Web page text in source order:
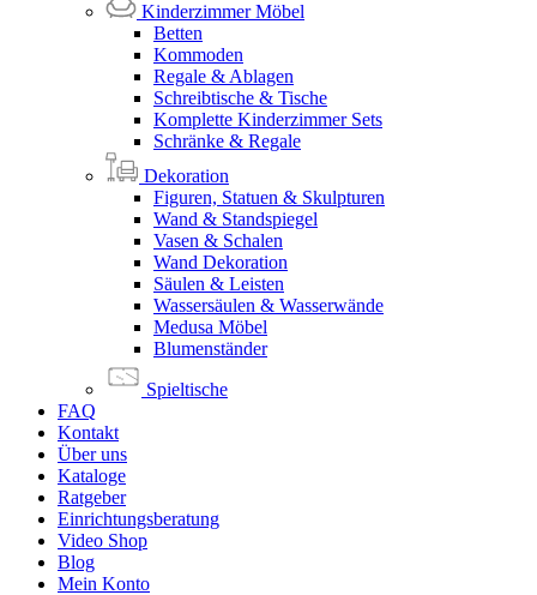
Kinderzimmer Möbel
Betten
Kommoden
Regale & Ablagen
Schreibtische & Tische
Komplette Kinderzimmer Sets
Schränke & Regale
Dekoration
Figuren, Statuen & Skulpturen
Wand & Standspiegel
Vasen & Schalen
Wand Dekoration
Säulen & Leisten
Wassersäulen & Wasserwände
Medusa Möbel
Blumenständer
Spieltische
FAQ
Kontakt
Über uns
Kataloge
Ratgeber
Einrichtungsberatung
Video Shop
Blog
Mein Konto